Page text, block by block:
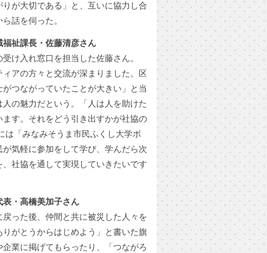
りが大切である」と、互いに協力し合
話を伺った。
福祉課長・佐藤清彦さん
け入れ窓口を担当した佐藤さん。
ィアの方々と交流が深まりました。区
つながっていたことが大きい」と当
の魅力だという。「人は人を助けた
す。それをどう引き出すかが社協の
は「みなみそうま市民ふくし大学ボ
気軽に参加をして学び、学んだら次
社協を通して実現していきたいです
・高橋美加子さん
った後、仲間と共に被災した人々を
がとうからはじめよう」と書いた旗
業に掲げてもらったり、「つながろ